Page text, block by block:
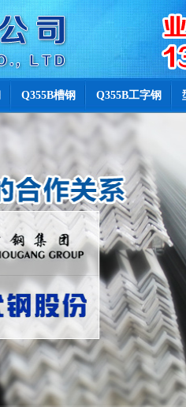
Q355B槽钢 Q355B工字钢